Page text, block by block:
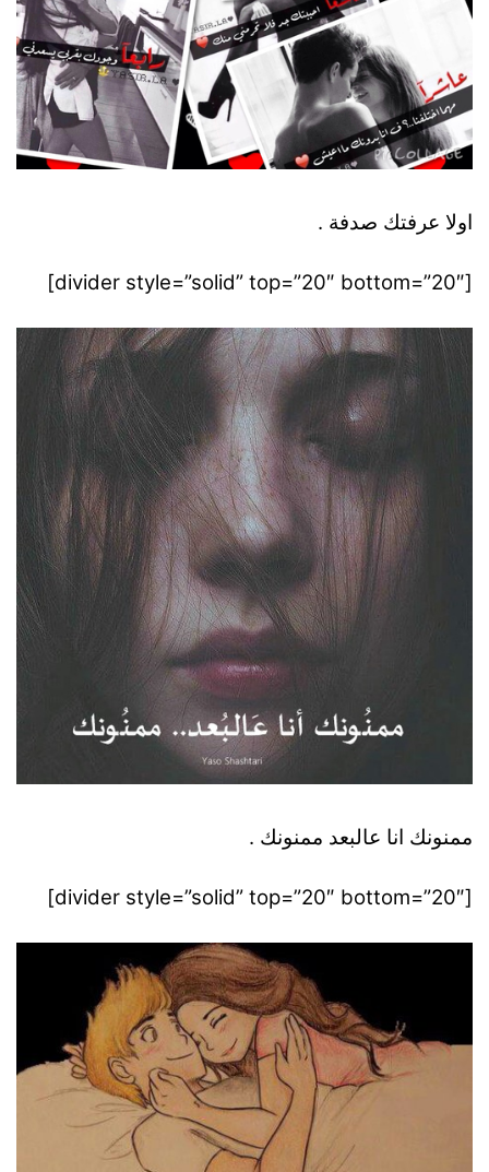
اولا عرفتك صدفة .
[divider style=”solid” top=”20″ bottom=”20″]
ممنونك انا عالبعد ممنونك .
[divider style=”solid” top=”20″ bottom=”20″]